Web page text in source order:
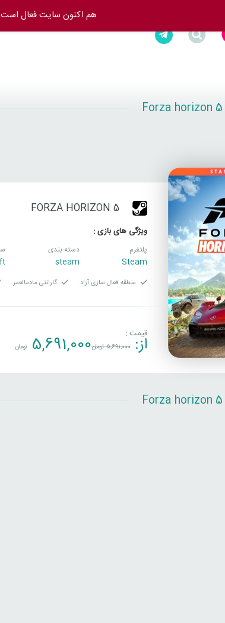
FORZA HORIZON 5
ویژگی های بازی :
پلتفرم
Steam
دسته بندی
steam
منطقه فعال سازی آزاد گارانتی مادمالعمر
قیمت :
از: 5,691,000تومان5,691,000 تومان
هم اکنون سایت فعال است